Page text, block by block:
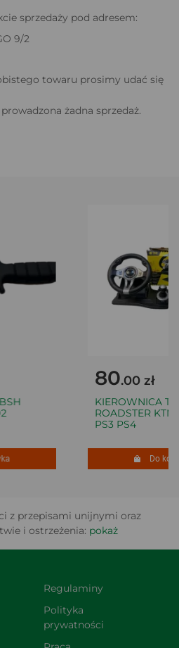
sprzedaży pod adresem:
9/2
towaru prosimy udać się
żadna sprzedaż.
80.00 zł
KIEROWNICA
ROADSTER KTM
PS3 PS4
Do
z przepisami unijnymi oraz
i ostrzeżenia: pokaż
Regulaminy
Polityka
prywatności